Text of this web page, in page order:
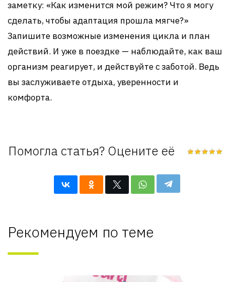
заметку: «Как изменится мой режим? Что я могу
сделать, чтобы адаптация прошла мягче?»
Запишите возможные изменения цикла и план
действий. И уже в поездке — наблюдайте, как ваш
организм реагирует, и действуйте с заботой. Ведь
вы заслуживаете отдыха, уверенности и
комфорта.
Помогла статья? Оцените её
Рекомендуем по теме